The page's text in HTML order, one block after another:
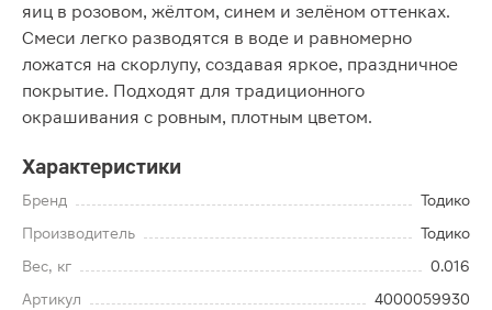
яиц в розовом, жёлтом, синем и зелёном оттенках.
Смеси легко разводятся в воде и равномерно
ложатся на скорлупу, создавая яркое, праздничное
покрытие. Подходят для традиционного
окрашивания с ровным, плотным цветом.
Характеристики
Бренд
Тодико
Производитель
Тодико
Вес, кг
0.016
Артикул
4000059930